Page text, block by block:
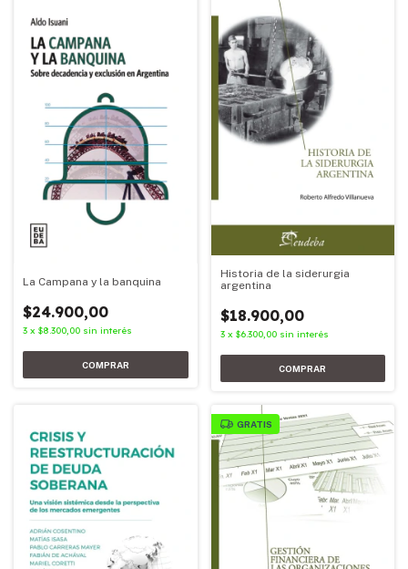
La Campana y la banquina
$24.900,00
3 x $8.300,00 sin interés
Historia de la siderurgia
argentina
$18.900,00
3 x $6.300,00 sin interés
GRATIS